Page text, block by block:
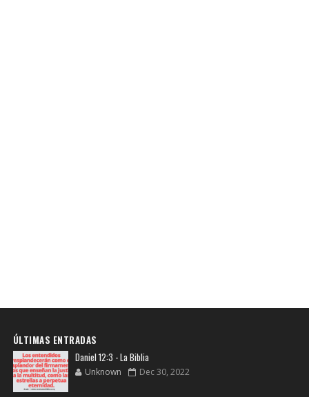
ÚLTIMAS ENTRADAS
Daniel 12:3 - La Biblia
Unknown Dec 30, 2022